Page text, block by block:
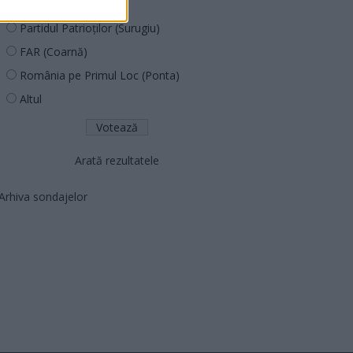
Partidul Patrioților (Surugiu)
FAR (Coarnă)
România pe Primul Loc (Ponta)
Altul
Arată rezultatele
sondajelor